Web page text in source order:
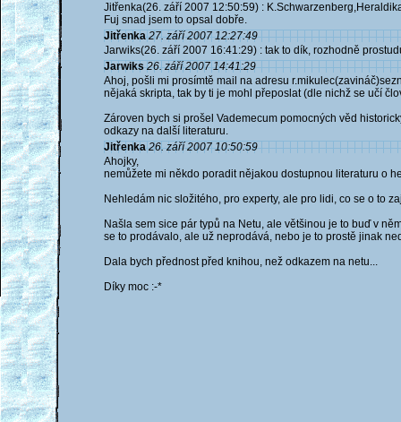
Jitřenka(26. září 2007 12:50:59) :
Fuj snad jsem to opsal dobře.
Jitřenka 27. září 2007 12:27:49
Jarwiks(26. září 2007 16:41:29) : tak to dík, rozhodně
Jarwiks 26. září 2007 14:41:29
Ahoj, pošli mi prosímtě mail na adresu
nějaká skripta, tak by ti je mohl přeposlat (dle nichž se učí
Zároven bych si prošel Vademecum pomocných věd
odkazy na další literaturu.
Jitřenka 26. září 2007 10:50:59
Ahojky,
nemůžete mi někdo poradit nějakou dostupnou literaturu o
Nehledám nic složitého, pro experty, ale pro lidi, co se o to
Našla sem sice pár typů na Netu, ale většinou je to buď v
se to prodávalo, ale už neprodává, nebo je to prostě jinak
Dala bych přednost před knihou, než odkazem na netu...
Díky moc :-*